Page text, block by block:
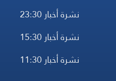
نشرة أخبار 23:30
نشرة أخبار 15:30
نشرة أخبار 11:30